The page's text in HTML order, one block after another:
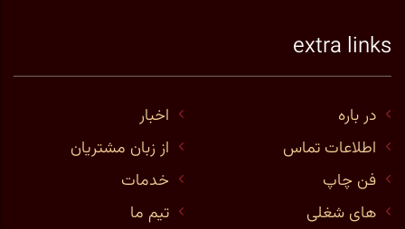
extra links
در باره
اخبار
اطلاعات تماس
از زبان مشتریان
فن چاپ
خدمات
های شغلی
تیم ما